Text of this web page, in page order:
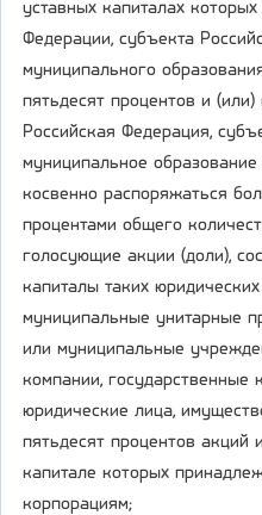
уставных капиталах
Федерации, субъекта
муниципального
пятьдесят процентов и
Российская Федерация,
муниципальное
косвенно распоряжаться
процентами общего
голосующие акции (доли),
капиталы таких
муниципальные унитарные
или муниципальные
компании, государственные
юридические лица,
пятьдесят процентов акций
капитале которых
корпорациям;